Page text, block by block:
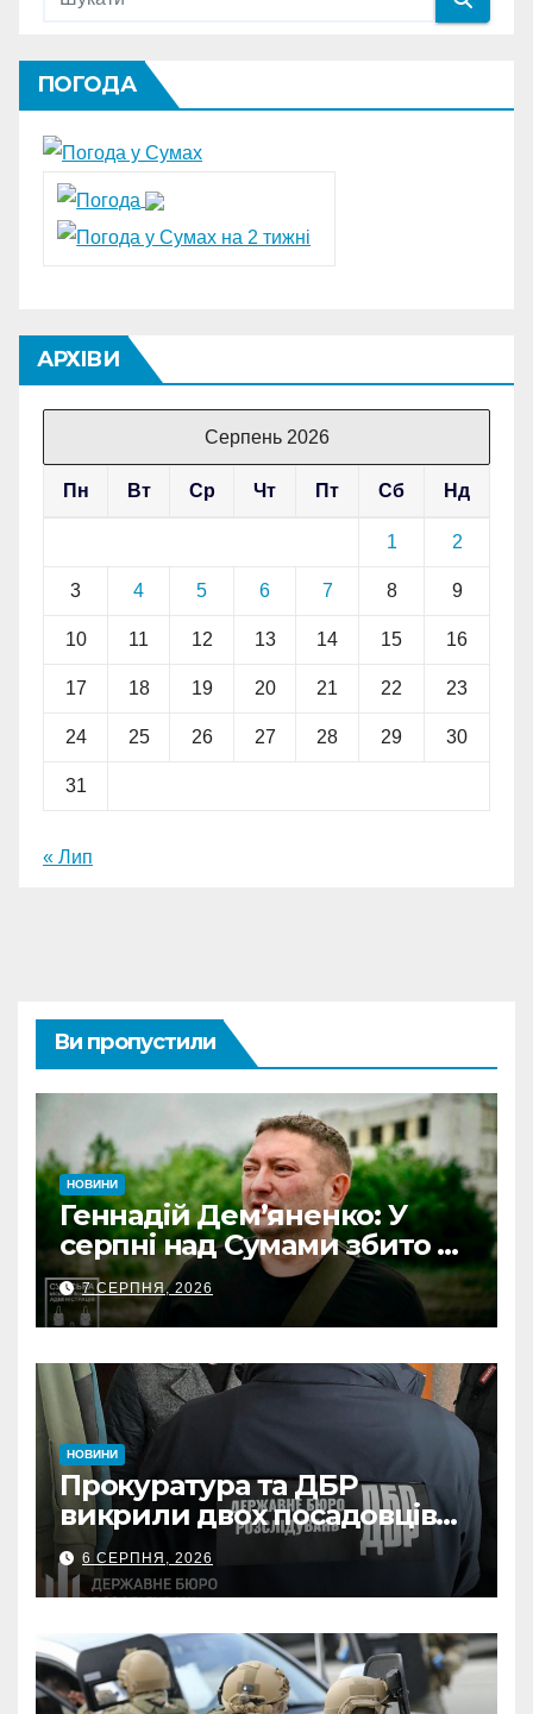
ПОГОДА
АРХІВИ
Серпень 2026
Пн Вт Ср Чт Пт Сб Нд
1 2
3 4 5 6 7 8 9
10 11 12 13 14 15 16
17 18 19 20 21 22 23
24 25 26 27 28 29 30
31
« Лип
Ви пропустили
НОВИНИ
Геннадій Дем’яненко: У
серпні над Сумами збито 6
КАБів
7 СЕРПНЯ, 2026
НОВИНИ
Прокуратура та ДБР
викрили двох посадовців
ДПС Сумщини на вимаганні
неправомірної вигоди у
ФОПа
6 СЕРПНЯ, 2026